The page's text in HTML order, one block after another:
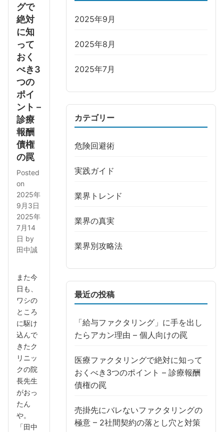
グで
絶対
に知
って
おく
べき3
つの
ポイ
ント –
診療
報酬
債権
の罠
Posted
on
2025年
9月3日
2025年
7月14
日 by
田中誠
また今
日も、
ワシの
ところ
に駆け
込んで
きたク
リニッ
クの院
長先生
がおっ
たん
や。
「田中
2025年9月
2025年8月
2025年7月
カテゴリー
危険回避術
実践ガイド
業界トレンド
業界の真実
業界別攻略法
最近の投稿
「給与ファクタリング」に手を出し
たらアカン理由 – 個人向けの罠
医療ファクタリングで絶対に知って
おくべき3つのポイント – 診療報酬
債権の罠
売掛先にバレないファクタリングの
極意 – 2社間契約の落とし穴と対策